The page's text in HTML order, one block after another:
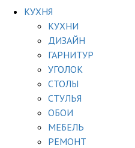
КУХНЯ
КУХНИ
ДИЗАЙН
ГАРНИТУР
УГОЛОК
СТОЛЫ
СТУЛЬЯ
ОБОИ
МЕБЕЛЬ
РЕМОНТ